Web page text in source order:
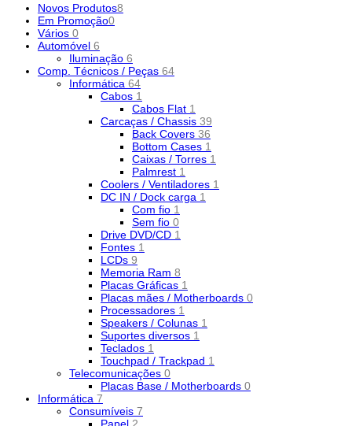
Novos Produtos8
Em Promoção0
Vários 0
Automóvel 6
Iluminação 6
Comp. Técnicos / Peças 64
Informática 64
Cabos 1
Cabos Flat 1
Carcaças / Chassis 39
Back Covers 36
Bottom Cases 1
Caixas / Torres 1
Palmrest 1
Coolers / Ventiladores 1
DC IN / Dock carga 1
Com fio 1
Sem fio 0
Drive DVD/CD 1
Fontes 1
LCDs 9
Memoria Ram 8
Placas Gráficas 1
Placas mães / Motherboards 0
Processadores 1
Speakers / Colunas 1
Suportes diversos 1
Teclados 1
Touchpad / Trackpad 1
Telecomunicações 0
Placas Base / Motherboards 0
Informática 7
Consumíveis 7